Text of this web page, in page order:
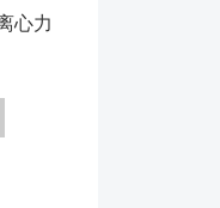
、筛
心力